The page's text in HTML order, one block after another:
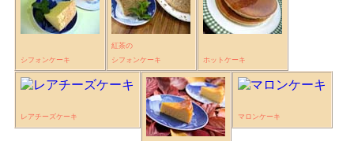
シフォンケーキ
紅茶の
シフォンケーキ
ホットケーキ
レアチーズケーキ マロンケーキ